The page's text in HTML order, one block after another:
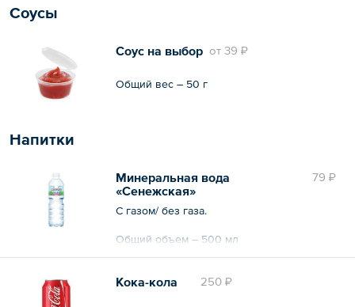
Соусы
oт 39 ₽
Соус на выбор
Общий вес – 50 г
Напитки
79 ₽
Минеральная вода
«Сенежская»
С газом/ без газа.
Общий объем – 500 мл
250 ₽
Кока-кола